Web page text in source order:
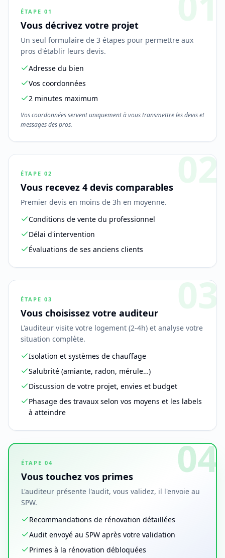
ÉTAPE 01
Vous décrivez votre projet
Un seul formulaire de 3 étapes pour permettre aux
pros d'établir leurs devis.
Adresse du bien
Vos coordonnées
2 minutes maximum
Vos coordonnées servent uniquement à vous transmettre les devis et
messages des pros.
02
ÉTAPE 02
Vous recevez 4 devis comparables
Premier devis en moins de 3h en moyenne.
Conditions de vente du professionnel
Délai d'intervention
Évaluations de ses anciens clients
03
ÉTAPE 03
Vous choisissez votre auditeur
L'auditeur visite votre logement (2-4h) et analyse votre
situation complète.
Isolation et systèmes de chauffage
Salubrité (amiante, radon, mérule…)
Discussion de votre projet, envies et budget
Phasage des travaux selon vos moyens et les labels
à atteindre
04
ÉTAPE 04
Vous touchez vos primes
L'auditeur présente l'audit, vous validez, il l'envoie au
SPW.
Recommandations de rénovation détaillées
Audit envoyé au SPW après votre validation
Primes à la rénovation débloquées